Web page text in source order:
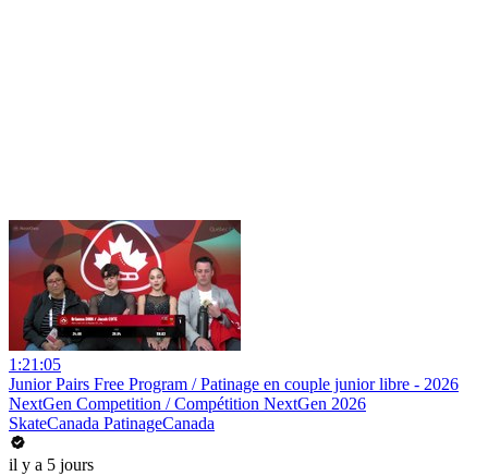
1:21:05
Junior Pairs Free Program / Patinage en couple junior libre - 2026
NextGen Competition / Compétition NextGen 2026
SkateCanada PatinageCanada
il y a 5 jours